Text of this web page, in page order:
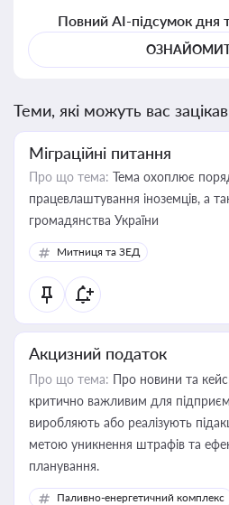
Повний AI-підсумок дня
Теми, які можуть вас
Міграційні питання
Про що тема: Тема охоплює
працевлаштування іноземців, а
громадянства України
Митниця та ЗЕД
Акцизний податок
Про що тема: Про новини та
критично важливим для
виробляють або реалізують
метою уникнення штрафів та
планування.
Паливно-енергетичний комплекс